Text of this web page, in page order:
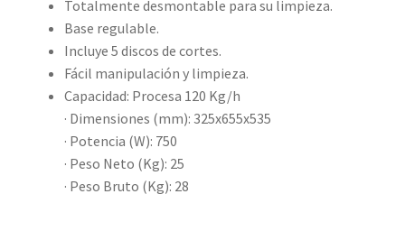
Totalmente desmontable para su limpieza.
Base regulable.
Incluye 5 discos de cortes.
Fácil manipulación y limpieza.
Capacidad: Procesa 120 Kg/h
· Dimensiones (mm): 325x655x535
· Potencia (W): 750
· Peso Neto (Kg): 25
· Peso Bruto (Kg): 28